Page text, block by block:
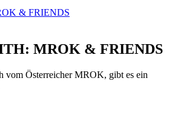
& FRIENDS
MROK & FRIENDS
vom Österreicher MROK, gibt es ein